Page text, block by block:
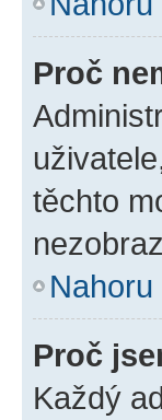
Proč
těchto
Nahoru
Proč
Každý